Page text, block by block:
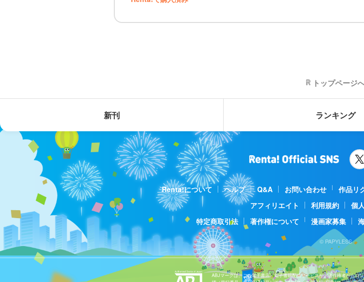
トップページ
新刊 ランキング
Renta!について ヘルプ Q&A お問い合わせ 作品リ
アフィリエイト
利用規約
個
特定商取引法
著作権について 漫画家募集
© PAPYLESS
ABJマークは、この電子書店・電子書籍配信サービスが、著作権者からコ